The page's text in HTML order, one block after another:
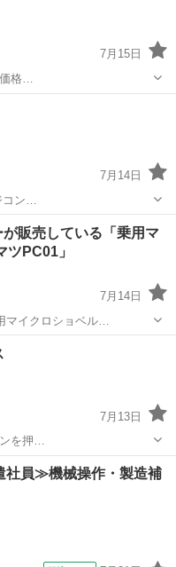
7月15日
格…
7月14日
ン…
トイコー
販売している「乗用マ
ツPC01」
7月14日
マイクロショベル…
7月13日
を押…
トイコー
員≫機械操作・製造補